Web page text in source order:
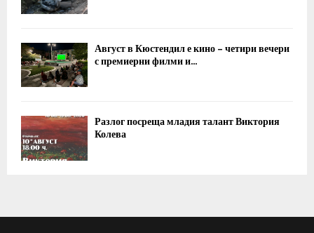
Август в Кюстендил е кино – четири вечери
с премиерни филми и...
Разлог посреща младия талант Виктория
Колева